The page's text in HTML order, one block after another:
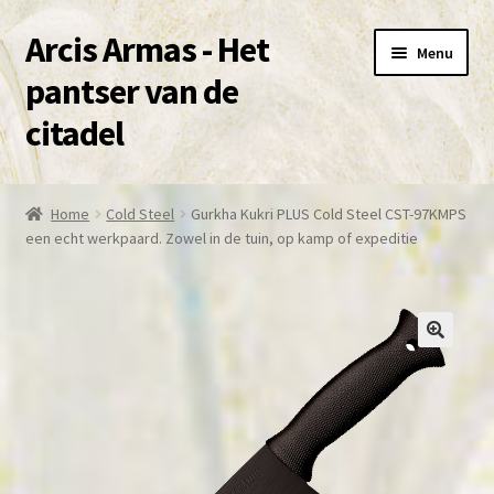
Ga
door
naar
navigatie
Ga
naar
de
inhoud
Arcis Armas - Het
pantser van de
citadel
Menu
Over deze site en Shop
Winkel
Home Cold Steel
Gurkha Kukri PLUS Cold Steel CST-97KMPS
een echt werkpaard. Zowel in de tuin, op kamp of expeditie
🔍